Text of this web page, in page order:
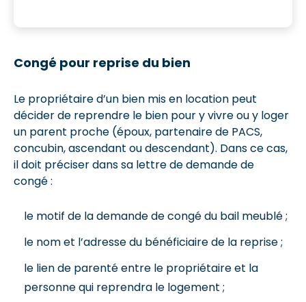
Congé pour reprise du bien
Le propriétaire d’un bien mis en location peut
décider de reprendre le bien pour y vivre ou y loger
un parent proche (époux, partenaire de PACS,
concubin, ascendant ou descendant). Dans ce cas,
il doit préciser dans sa lettre de demande de
congé :
le motif de la demande de congé du bail meublé ;
le nom et l’adresse du bénéficiaire de la reprise ;
le lien de parenté entre le propriétaire et la
personne qui reprendra le logement ;